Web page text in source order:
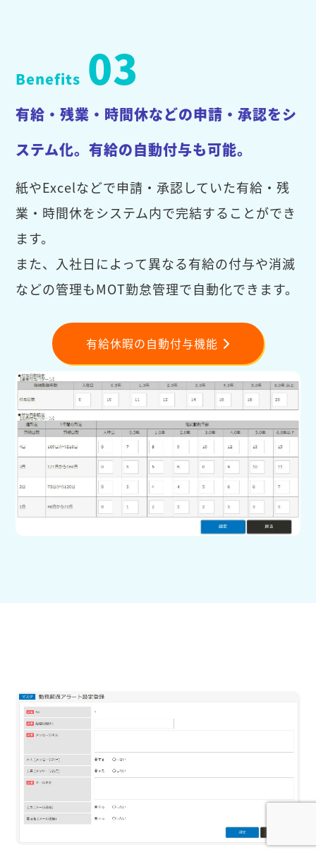
Benefits 03
有給・残業・時間休などの申請・承認をシ
ステム化。有給の自動付与も可能。
紙やExcelなどで申請・承認していた有給・残
業・時間休をシステム内で完結することができ
ます。
また、入社日によって異なる有給の付与や消滅
などの管理もMOT勤怠管理で自動化できます。
有給休暇の自動付与機能